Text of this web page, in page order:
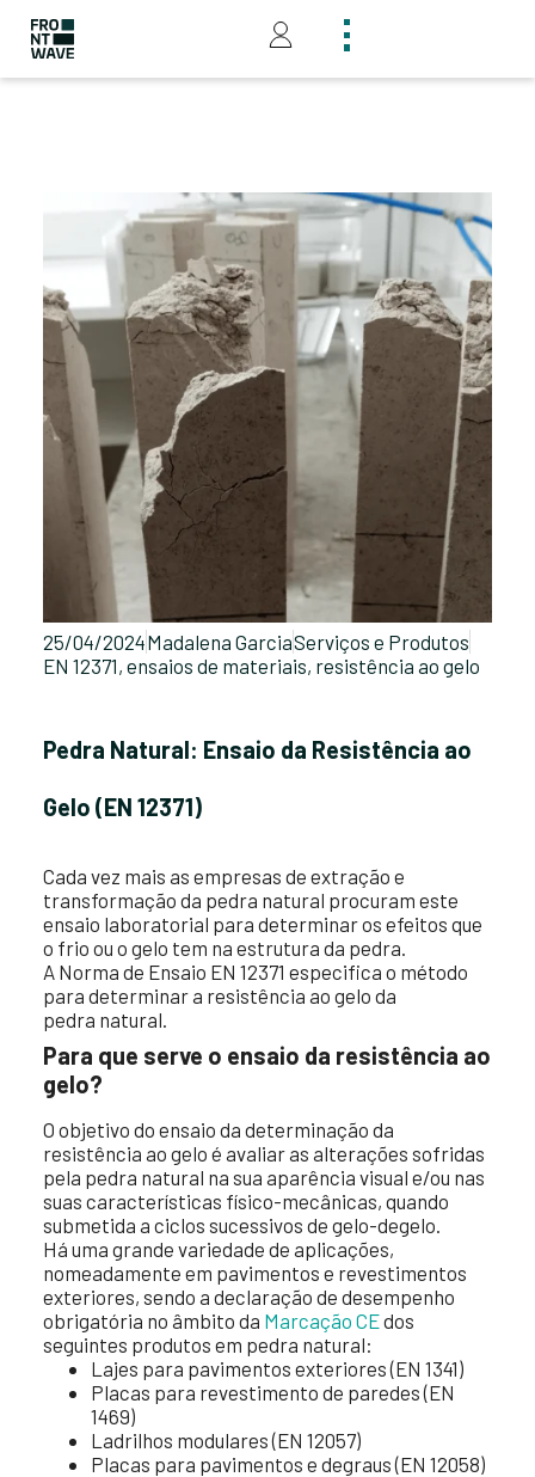
25/04/2024Madalena GarciaServiços e Produtos
EN 12371, ensaios de materiais, resistência ao gelo
Pedra Natural: Ensaio da Resistência ao
Gelo (EN 12371)
Cada vez mais as empresas de extração e
transformação da pedra natural procuram este
ensaio laboratorial para determinar os efeitos que
o frio ou o gelo tem na estrutura da pedra.
A Norma de Ensaio EN 12371 especifica o método
para determinar a resistência ao gelo da
pedra natural.
Para que serve o ensaio da resistência ao
gelo?
O objetivo do ensaio da determinação da
resistência ao gelo é avaliar as alterações sofridas
pela pedra natural na sua aparência visual e/ou nas
suas características físico-mecânicas, quando
submetida a ciclos sucessivos de gelo-degelo.
Há uma grande variedade de aplicações,
nomeadamente em pavimentos e revestimentos
exteriores, sendo a declaração de desempenho
obrigatória no âmbito da Marcação CEdos
seguintes produtos em pedra natural:
Lajes para pavimentos exteriores (EN 1341)
Placas para revestimento de paredes (EN
1469)
Ladrilhos modulares (EN 12057)
Placas para pavimentos e degraus (EN 12058)